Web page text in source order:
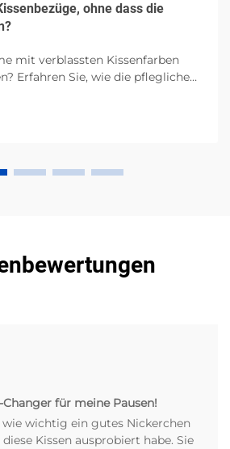
ohne dass die
mit verblassten Kissenfarben
Erfahren Sie, wie die pflegliche
Waschmittel und schonende
Bewahren Sie die
für meine Pausen!
wichtig ein gutes Nickerchen
Kissen ausprobiert habe. Sie